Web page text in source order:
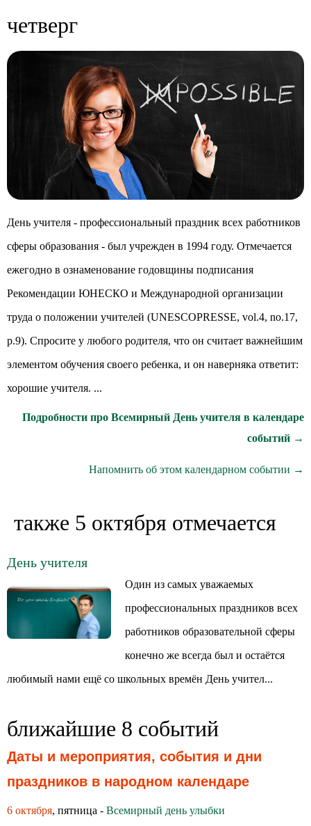
четверг
День учителя - профессиональный праздник всех работников
сферы образования - был учрежден в 1994 году. Отмечается
ежегодно в ознаменование годовщины подписания
Рекомендации ЮНЕСКО и Международной организации
труда о положении учителей (UNESCOPRESSE, vol.4, no.17,
p.9). Спросите у любого родителя, что он считает важнейшим
элементом обучения своего ребенка, и он наверняка ответит:
хорошие учителя. ...
Подробности про Всемирный День учителя в календаре
событий →
Напомнить об этом календарном событии →
также 5 октября отмечается
День учителя
Один из самых уважаемых
профессиональных праздников всех
работников образовательной сферы
конечно же всегда был и остаётся
любимый нами ещё со школьных времён День учител...
ближайшие 8 событий
Даты и мероприятия, события и дни
праздников в народном календаре
6 октября, пятница - Всемирный день улыбки